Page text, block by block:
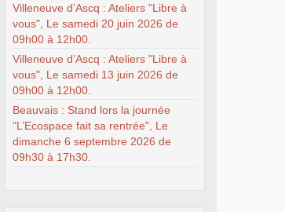
Villeneuve d’Ascq : Ateliers "Libre à
vous", Le samedi 20 juin 2026 de
09h00 à 12h00.
Villeneuve d’Ascq : Ateliers "Libre à
vous", Le samedi 13 juin 2026 de
09h00 à 12h00.
Beauvais : Stand lors la journée
"L’Ecospace fait sa rentrée", Le
dimanche 6 septembre 2026 de
09h30 à 17h30.